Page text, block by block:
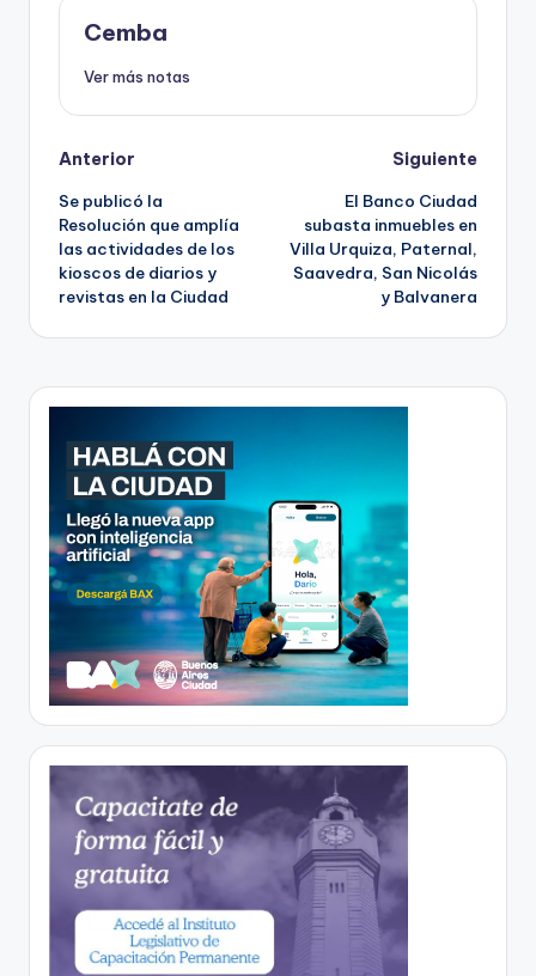
Cemba
Ver más notas
Post
navigation
Anterior
Se publicó la
Resolución que amplía
las actividades de los
kioscos de diarios y
revistas en la Ciudad
Siguiente
El Banco Ciudad
subasta inmuebles en
Villa Urquiza, Paternal,
Saavedra, San Nicolás
y Balvanera